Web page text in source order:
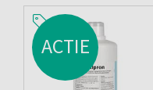
ACTIE